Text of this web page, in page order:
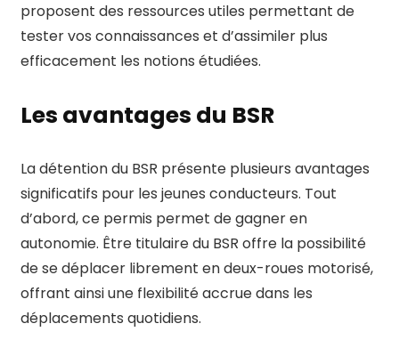
proposent des ressources utiles permettant de
tester vos connaissances et d’assimiler plus
efficacement les notions étudiées.
Les avantages du BSR
La détention du BSR présente plusieurs avantages
significatifs pour les jeunes conducteurs. Tout
d’abord, ce permis permet de gagner en
autonomie. Être titulaire du BSR offre la possibilité
de se déplacer librement en deux-roues motorisé,
offrant ainsi une flexibilité accrue dans les
déplacements quotidiens.